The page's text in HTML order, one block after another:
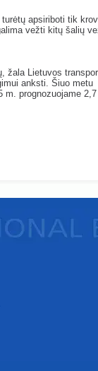
apsiriboti tik
vežti kitų šalių
žala Lietuvos
anksti. Šiuo metu
m. prognozuojame